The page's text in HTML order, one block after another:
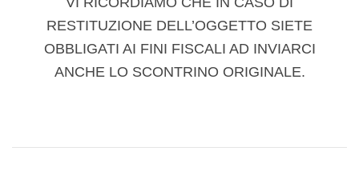
RESTITUZIONE DELL’OGGETTO SIETE
OBBLIGATI AI FINI FISCALI AD INVIARCI
ANCHE LO SCONTRINO ORIGINALE.